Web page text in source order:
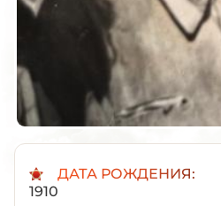
ДАТА РОЖДЕНИЯ:
1910